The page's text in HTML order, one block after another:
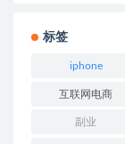
标签
iphone
互联网电商
副业